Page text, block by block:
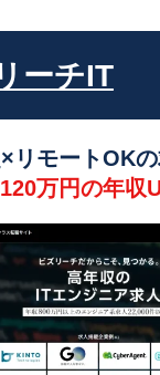
ーチIT
リモートOK
万円の年収